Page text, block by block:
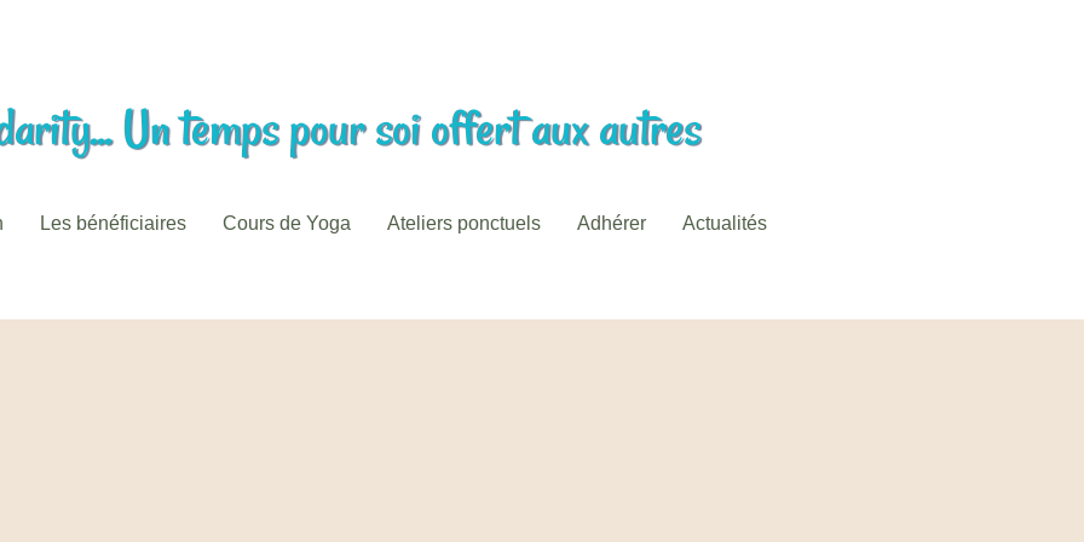
Un temps pour soi offert aux autres
Les bénéficiaires Cours de Yoga Ateliers ponctuels Adhérer Actualités